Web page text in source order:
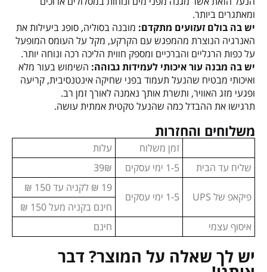
ומאתגרים ביותר.
יש בה בולם זעזועים מתקדם: מובנה בסוליה, סופג ביעילות את
האנרגיה הנוצרת מהמפגש עם הקרקע, מקל על העומס המופעל
על כפות הרגליים והברכיים ומספק חווית הליכה רכה ונוחה יותר.
יש בה מבנה עור איכותי לעמידות גבוהה: השימוש בעור מלא
ואיכותי מבטיח שהנעל תעמוד בפני שחיקה אינטנסיבית, קריעה
ופגעי מזג האוויר, ותשרת אותך נאמנה לאורך זמן רב.
תרגישו את ההבדל כמה שהנעל טקטית אמתית עושה.
משלוחים והחזרות
זמן משלוח
עלות
שליח עד הבית
1-5 ימי עסקים 39₪
פיקאפ של UPS 1-5 ימי עסקים
19 ₪ לקניה עד 150 ₪
חינם בקניה מעל 150 ₪
איסוף עצמי
חינם
יש לך שאלה על המוצר? דבר